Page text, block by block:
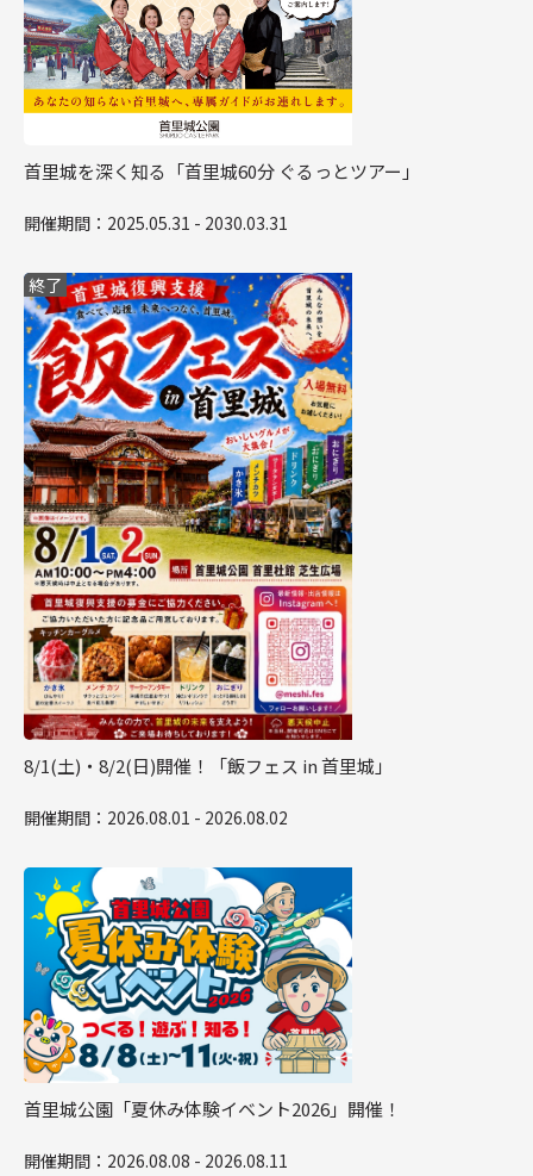
首里城を深く知る「首里城60分 ぐるっとツアー」
開催期間：2025.05.31 - 2030.03.31
8/1(土)・8/2(日)開催！「飯フェス in 首里城」
開催期間：2026.08.01 - 2026.08.02
首里城公園「夏休み体験イベント2026」開催！
開催期間：2026.08.08 - 2026.08.11